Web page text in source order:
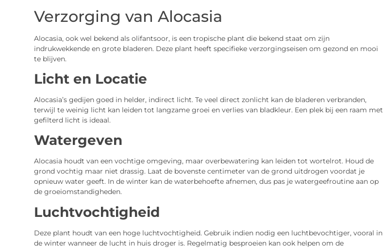
Verzorging van Alocasia
Alocasia, ook wel bekend als olifantsoor, is een tropische plant die bekend staat om zijn
indrukwekkende en grote bladeren. Deze plant heeft specifieke verzorgingseisen om gezond en mooi
te blijven.
Licht en Locatie
Alocasia’s gedijen goed in helder, indirect licht. Te veel direct zonlicht kan de bladeren verbranden,
terwijl te weinig licht kan leiden tot langzame groei en verlies van bladkleur. Een plek bij een raam met
gefilterd licht is ideaal.
Watergeven
Alocasia houdt van een vochtige omgeving, maar overbewatering kan leiden tot wortelrot. Houd de
grond vochtig maar niet drassig. Laat de bovenste centimeter van de grond uitdrogen voordat je
opnieuw water geeft. In de winter kan de waterbehoefte afnemen, dus pas je watergeefroutine aan op
de groeiomstandigheden.
Luchtvochtigheid
Deze plant houdt van een hoge luchtvochtigheid. Gebruik indien nodig een luchtbevochtiger, vooral in
de winter wanneer de lucht in huis droger is. Regelmatig besproeien kan ook helpen om de